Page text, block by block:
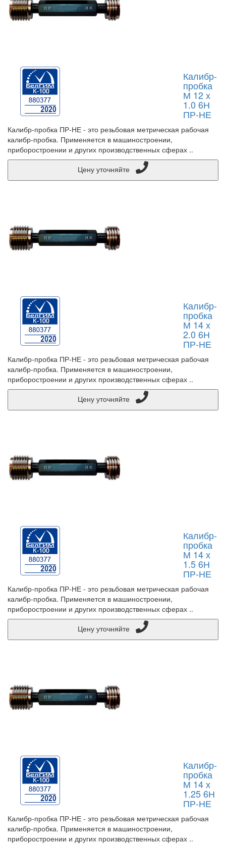
Калибр-
пробка
М 12 х
1.0 6Н
ПР-НЕ
Калибр-пробка ПР-НЕ - это резьбовая метрическая рабочая
калибр-пробка. Применяется в машиностроении,
приборостроении и других производственных сферах ..
Калибр-
пробка
М 14 х
2.0 6Н
ПР-НЕ
Калибр-пробка ПР-НЕ - это резьбовая метрическая рабочая
калибр-пробка. Применяется в машиностроении,
приборостроении и других производственных сферах ..
Калибр-
пробка
М 14 х
1.5 6Н
ПР-НЕ
Калибр-пробка ПР-НЕ - это резьбовая метрическая рабочая
калибр-пробка. Применяется в машиностроении,
приборостроении и других производственных сферах ..
Калибр-
пробка
М 14 х
1.25 6Н
ПР-НЕ
Калибр-пробка ПР-НЕ - это резьбовая метрическая рабочая
калибр-пробка. Применяется в машиностроении,
приборостроении и других производственных сферах ..